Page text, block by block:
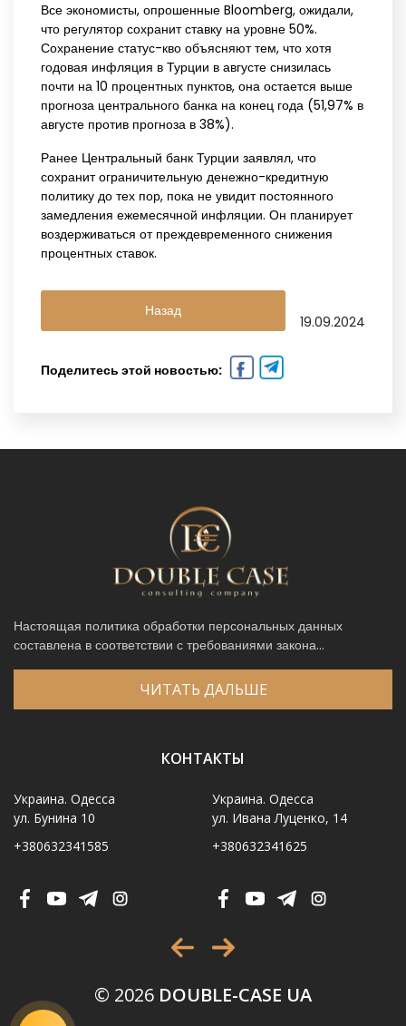
Все экономисты, опрошенные Bloomberg, ожидали,
что регулятор сохранит ставку на уровне 50%.
Сохранение статус-кво объясняют тем, что хотя
годовая инфляция в Турции в августе снизилась
почти на 10 процентных пунктов, она остается выше
прогноза центрального банка на конец года (51,97% в
августе против прогноза в 38%).
Ранее Центральный банк Турции заявлял, что
сохранит ограничительную денежно-кредитную
политику до тех пор, пока не увидит постоянного
замедления ежемесячной инфляции. Он планирует
воздерживаться от преждевременного снижения
процентных ставок.
Назад
19.09.2024
Поделитесь этой новостью:
Настоящая политика обработки персональных данных
составлена в соответствии с требованиями закона...
ЧИТАТЬ ДАЛЬШЕ
КОНТАКТЫ
Украина. Одесса
ул. Бунина 10
+380632341585
Украина. Одесса
ул. Ивана Луценко, 14
+380632341625
© 2026 DOUBLE-CASE UA
Код, изображенный на картинке